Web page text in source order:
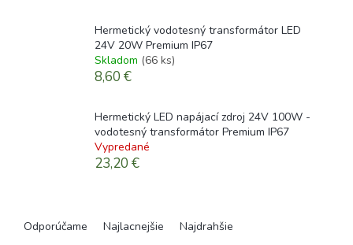
Hermetický vodotesný transformátor LED
24V 20W Premium IP67
Skladom (66 ks)
8,60 €
Hermetický LED napájací zdroj 24V 100W -
vodotesný transformátor Premium IP67
Vypredané
23,20 €
Odporúčame Najlacnejšie Najdrahšie